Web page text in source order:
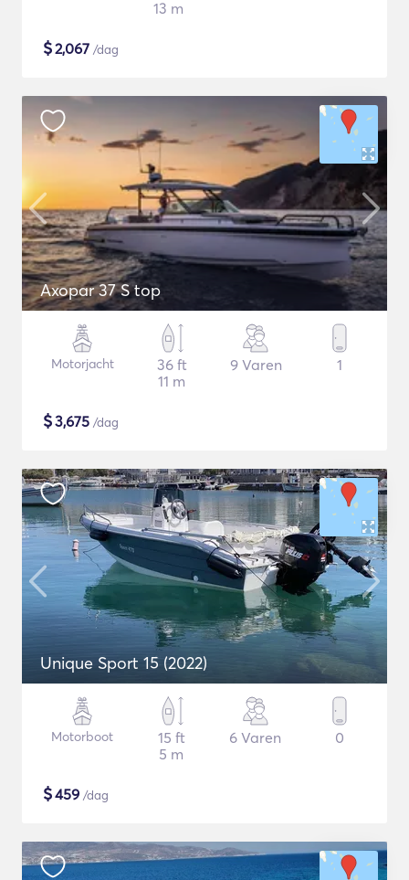
13 m
$2,067 /dag
Axopar 37 S top
Motorjacht
36 ft
11 m
9 Varen 1
$3,675 /dag
Unique Sport 15 (2022)
Motorboot
15 ft
5 m
6 Varen 0
$459 /dag